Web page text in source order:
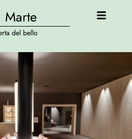
Marte
del bello